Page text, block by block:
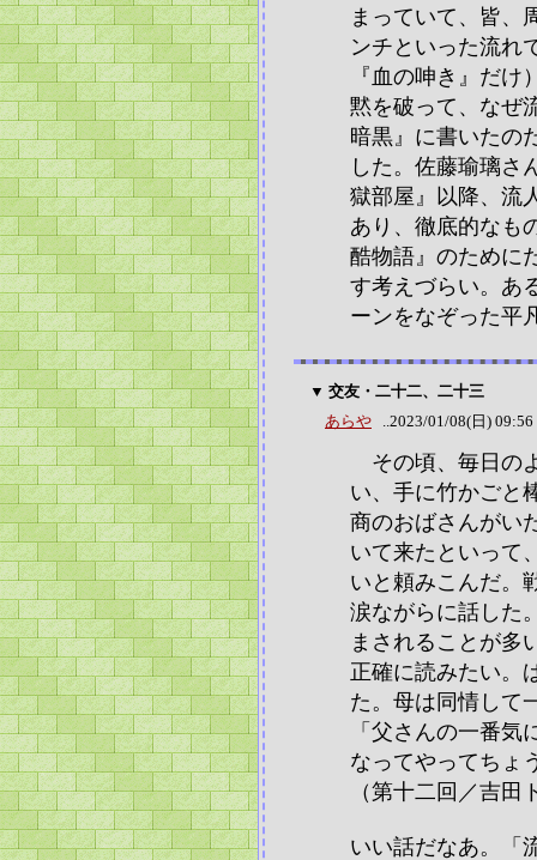
まっていて、皆、
ンチといった流れ
『血の呻き』だ
黙を破って、なぜ
暗黒』に書いたの
した。佐藤瑜璃さ
獄部屋』以降、流
あり、徹底的なも
酷物語』のために
す考えづらい。あ
ーンをなぞった平
▼ 交友・二十二、二十三
あらや ..2023/01/08(日)
その頃、毎日の
い、手に竹かごと
商のおばさんがい
いて来たといって
いと頼みこんだ。
涙ながらに話した
まされることが多
正確に読みたい。
た。母は同情して
「父さんの一番
なってやってちょ
（第十二回／吉田
いい話だなあ。「